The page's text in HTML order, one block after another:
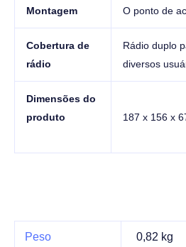
Montagem O ponto de
Cobertura de
rádio
Rádio duplo
diversos
Dimensões do
produto
187 x 156 x
Peso 0,82 kg